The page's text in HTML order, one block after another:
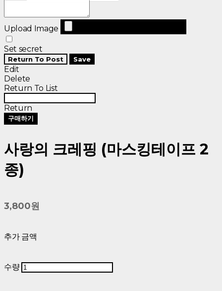
Upload Image
Set secret
Return To Post Save
Edit
Delete
Return To List
Return
구매하기
사랑의 크레핑 (마스킹테이프 2
종)
3,800원
추가 금액
수량